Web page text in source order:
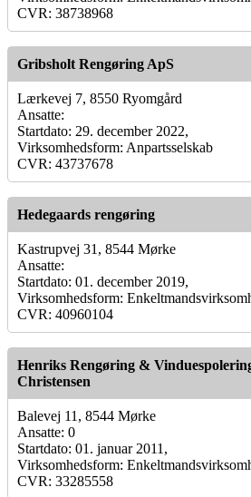
CVR: 38738968
Gribsholt Rengøring ApS
Lærkevej 7, 8550 Ryomgård
Ansatte:
Startdato: 29. december 2022,
Virksomhedsform: Anpartsselskab
CVR: 43737678
Hedegaards rengøring
Kastrupvej 31, 8544 Mørke
Ansatte:
Startdato: 01. december 2019,
Virksomhedsform:
CVR: 40960104
Henriks Rengøring &
Christensen
Balevej 11, 8544 Mørke
Ansatte: 0
Startdato: 01. januar 2011,
Virksomhedsform:
CVR: 33285558